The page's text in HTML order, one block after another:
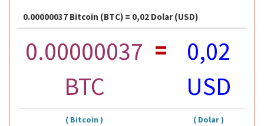
0.00000037 Bitcoin (BTC) = 0,02 Dolar (USD)
0.00000037
BTC
=
0,02
USD
( Bitcoin ) ( Dolar )